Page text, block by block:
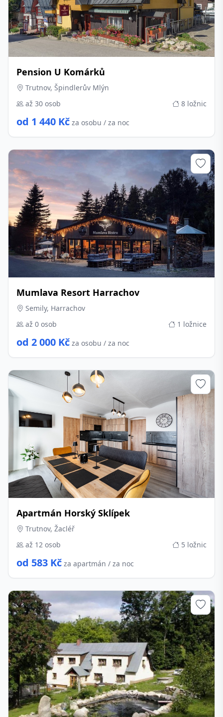
Pension U Komárků
Trutnov, Špindlerův Mlýn
až 30 osob
8 ložnic
od 1 440 Kč za osobu / za noc
Mumlava Resort Harrachov
Semily, Harrachov
až 0 osob
1 ložnice
od 2 000 Kč za osobu / za noc
Apartmán Horský Sklípek
Trutnov, Žacléř
až 12 osob
5 ložnic
od 583 Kč za apartmán / za noc